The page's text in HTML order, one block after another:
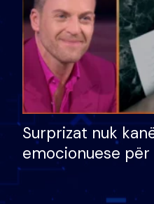
Surprizat nuk
emocionuese
nëna dhe fëmijët
nuk i mban dot